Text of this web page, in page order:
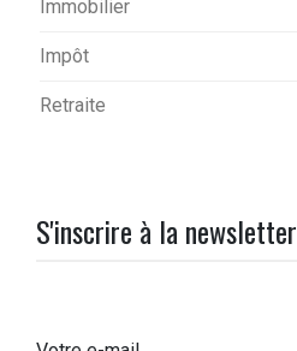
Immobilier
Impôt
Retraite
S'inscrire à la newsletter